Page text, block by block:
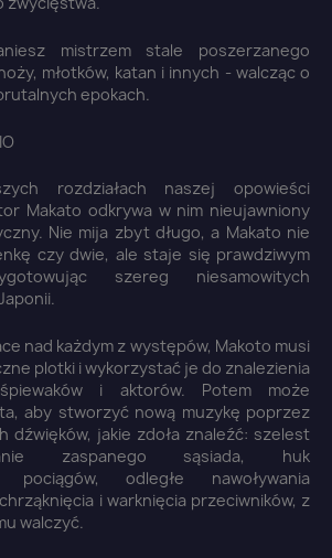
mistrzem stale poszerzanego
młotków, katan i innych - walcząc o
epokach.
rozdziałach naszej opowieści
Makato odkrywa w nim nieujawniony
Nie mija zbyt długo, a Makato nie
czy dwie, ale staje się prawdziwym
szereg niesamowitych
nad każdym z występów, Makoto musi
plotki i wykorzystać je do znalezienia
i aktorów. Potem może
aby stworzyć nową muzykę poprzez
dźwięków, jakie zdoła znaleźć: szelest
zaspanego sąsiada, huk
pociągów, odległe nawoływania
i warknięcia przeciwników, z
walczyć.
in to save products in your